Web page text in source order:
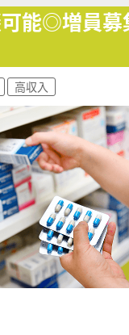
能◎増員募
高収入